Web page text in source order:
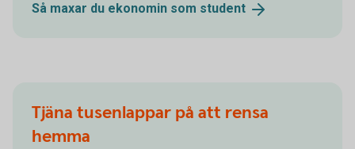
Så maxar du ekonomin som student
Tjäna tusenlappar på att rensa
hemma